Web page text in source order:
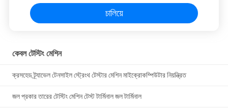
চালিয়ে
কেবল টেস্টিং মেশিন
ক্রসহেড ট্র্যাভেল টেনসাইল স্ট্রেংথ টেস্টার মেশিন মাইক্রোকম্পিউটার নিয়ন্ত্রিত
জল প্রকার তারের টেস্টিং মেশিন টেস্ট টার্মিনাল জল টার্মিনাল